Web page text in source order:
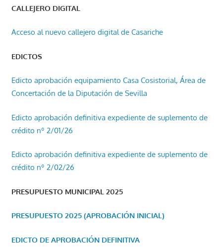
CALLEJERO DIGITAL
Acceso al nuevo callejero digital de Casariche
EDICTOS
Edicto aprobación equipamiento Casa Cosistorial, Área de
Concertación de la Diputación de Sevilla
Edicto aprobación definitiva expediente de suplemento de
crédito nº 2/01/26
Edicto aprobación definitiva expediente de suplemento de
crédito nº 2/02/26
PRESUPUESTO MUNICIPAL 2025
PRESUPUESTO 2025 (APROBACIÓN INICIAL)
EDICTO DE APROBACIÓN DEFINITIVA